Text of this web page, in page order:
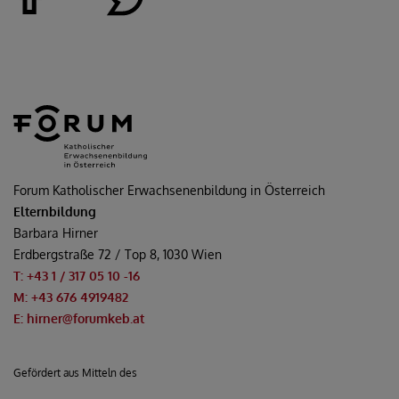
Forum Katholischer Erwachsenenbildung in Österreich
Elternbildung
Barbara Hirner
Erdbergstraße 72 / Top 8, 1030 Wien
T: +43 1 / 317 05 10 -16
M: +43 676 4919482
E: hirner@forumkeb.at
Gefördert aus Mitteln des